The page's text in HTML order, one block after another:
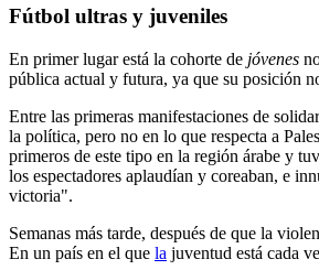
Fútbol ultras y juveniles
En primer lugar está la cohorte de jóvenes
pública actual y futura, ya que su posición
Entre las primeras manifestaciones de
la política, pero no en lo que respecta a
primeros de este tipo en la región árabe y
los espectadores aplaudían y coreaban, e
victoria".
Semanas más tarde, después de que la
En un país en el que la juventud está cada